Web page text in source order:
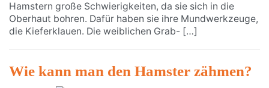
Hamstern große Schwierigkeiten, da sie sich in die
Oberhaut bohren. Dafür haben sie ihre Mundwerkzeuge,
die Kieferklauen. Die weiblichen Grab- […]
Wie kann man den Hamster zähmen?